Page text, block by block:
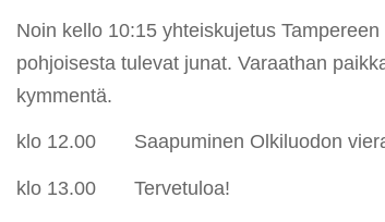
Noin kello 10:15 yhteiskujetus
pohjoisesta tulevat junat. Varaathan
kymmentä.
klo 12.00 Saapuminen Olkiluodon
klo 13.00 Tervetuloa!